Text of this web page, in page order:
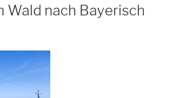
Wald nach Bayerisch